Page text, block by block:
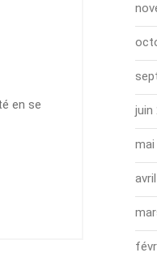
en se
juin
mai